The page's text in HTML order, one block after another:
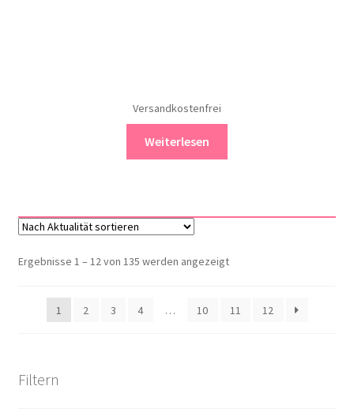
Versandkostenfrei
Weiterlesen
Ergebnisse 1 – 12 von 135 werden angezeigtNach
1
2 3 4 … 10 11 12
Filtern